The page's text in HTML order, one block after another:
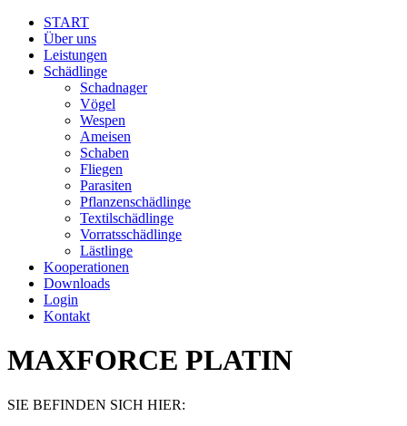
START
Über uns
Leistungen
Schädlinge
Schadnager
Vögel
Wespen
Ameisen
Schaben
Fliegen
Parasiten
Pflanzenschädlinge
Textilschädlinge
Vorratsschädlinge
Lästlinge
Kooperationen
Downloads
Login
Kontakt
MAXFORCE PLATIN
SIE BEFINDEN SICH HIER: